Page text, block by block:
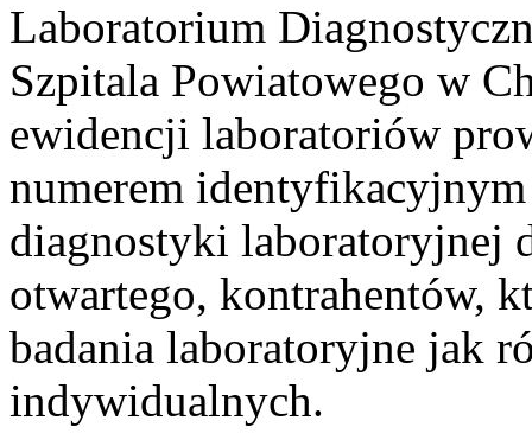
Laboratorium
Szpitala Powiatowego w
ewidencji laboratoriów
numerem
diagnostyki laboratoryjnej
otwartego, kontrahentów,
badania laboratoryjne jak
indywidualnych.